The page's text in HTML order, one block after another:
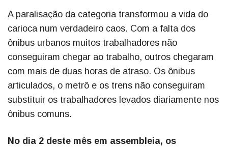
A paralisação da categoria transformou a vida do
carioca num verdadeiro caos. Com a falta dos
ônibus urbanos muitos trabalhadores não
conseguiram chegar ao trabalho, outros chegaram
com mais de duas horas de atraso. Os ônibus
articulados, o metrô e os trens não conseguiram
substituir os trabalhadores levados diariamente nos
ônibus comuns.
No dia 2 deste mês em assembleia, os